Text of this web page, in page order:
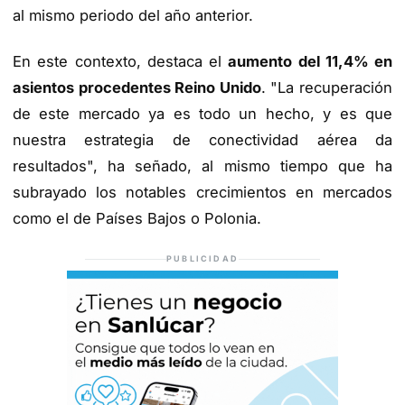
al mismo periodo del año anterior.
En este contexto, destaca elaumento del 11,4% en
asientos procedentes Reino Unido. "La recuperación
de este mercado ya es todo un hecho, y es que
nuestra estrategia de conectividad aérea da
resultados", ha señado, al mismo tiempo que ha
subrayado los notables crecimientos en mercados
como el de Países Bajos o Polonia.
PUBLICIDAD